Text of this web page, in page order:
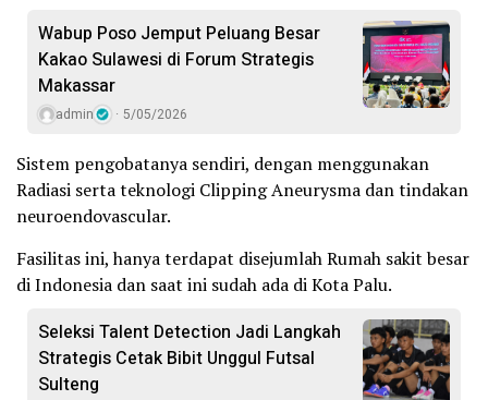
Wabup Poso Jemput Peluang Besar
Kakao Sulawesi di Forum Strategis
Makassar
admin 5/05/2026
Sistem pengobatanya sendiri, dengan menggunakan
Radiasi serta teknologi Clipping Aneurysma dan tindakan
neuroendovascular.
Fasilitas ini, hanya terdapat disejumlah Rumah sakit besar
di Indonesia dan saat ini sudah ada di Kota Palu.
Seleksi Talent Detection Jadi Langkah
Strategis Cetak Bibit Unggul Futsal
Sulteng